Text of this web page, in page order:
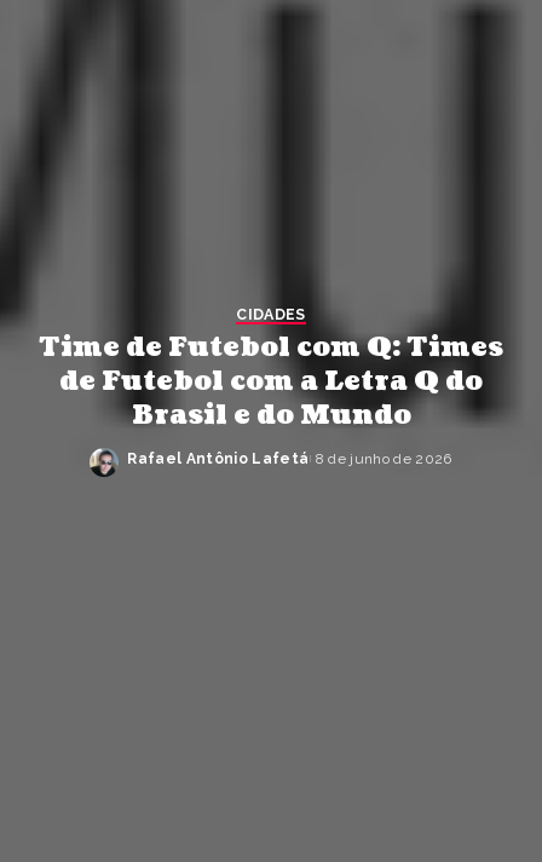
CIDADES
Time de Futebol com Q: Times
de Futebol com a Letra Q do
Brasil e do Mundo
Posted
Rafael Antônio Lafetá 8 de junho de 2026